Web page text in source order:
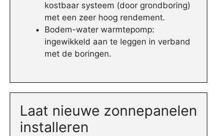
kostbaar systeem (door grondboring)
met een zeer hoog rendement.
Bodem-water warmtepomp:
ingewikkeld aan te leggen in verband
met de boringen.
Laat nieuwe zonnepanelen
installeren